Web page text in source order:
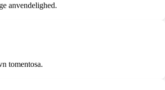
anvendelighed.
tomentosa.